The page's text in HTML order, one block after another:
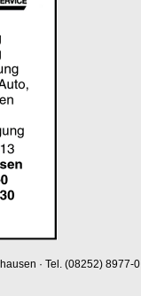
· Tel. (08252) 8977-0